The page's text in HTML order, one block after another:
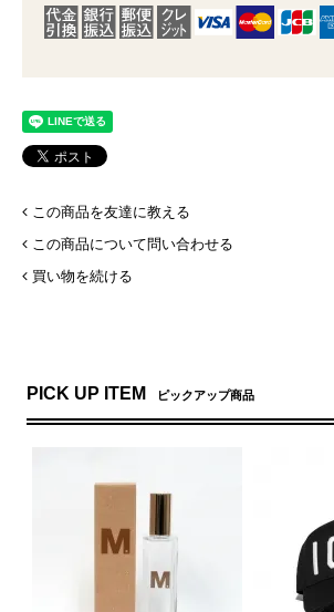
この商品を友達に教える
この商品について問い合わせる
買い物を続ける
PICK UP ITEM ピックアップ商品